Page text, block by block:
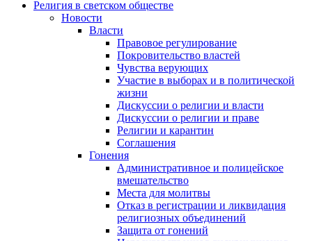
Религия в светском обществе
Новости
Власти
Правовое регулирование
Покровительство властей
Чувства верующих
Участие в выборах и в политической
жизни
Дискуссии о религии и власти
Дискуссии о религии и праве
Религии и карантин
Соглашения
Гонения
Административное и полицейское
вмешательство
Места для молитвы
Отказ в регистрации и ликвидация
религиозных объединений
Защита от гонений